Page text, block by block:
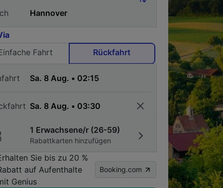
Fahrt
Rückfahrt
1 Erwachsene/r (26-59)
Rabattkarten hinzufügen
Sie bis zu 20 %
auf Aufenthalte
Genius
Booking.com